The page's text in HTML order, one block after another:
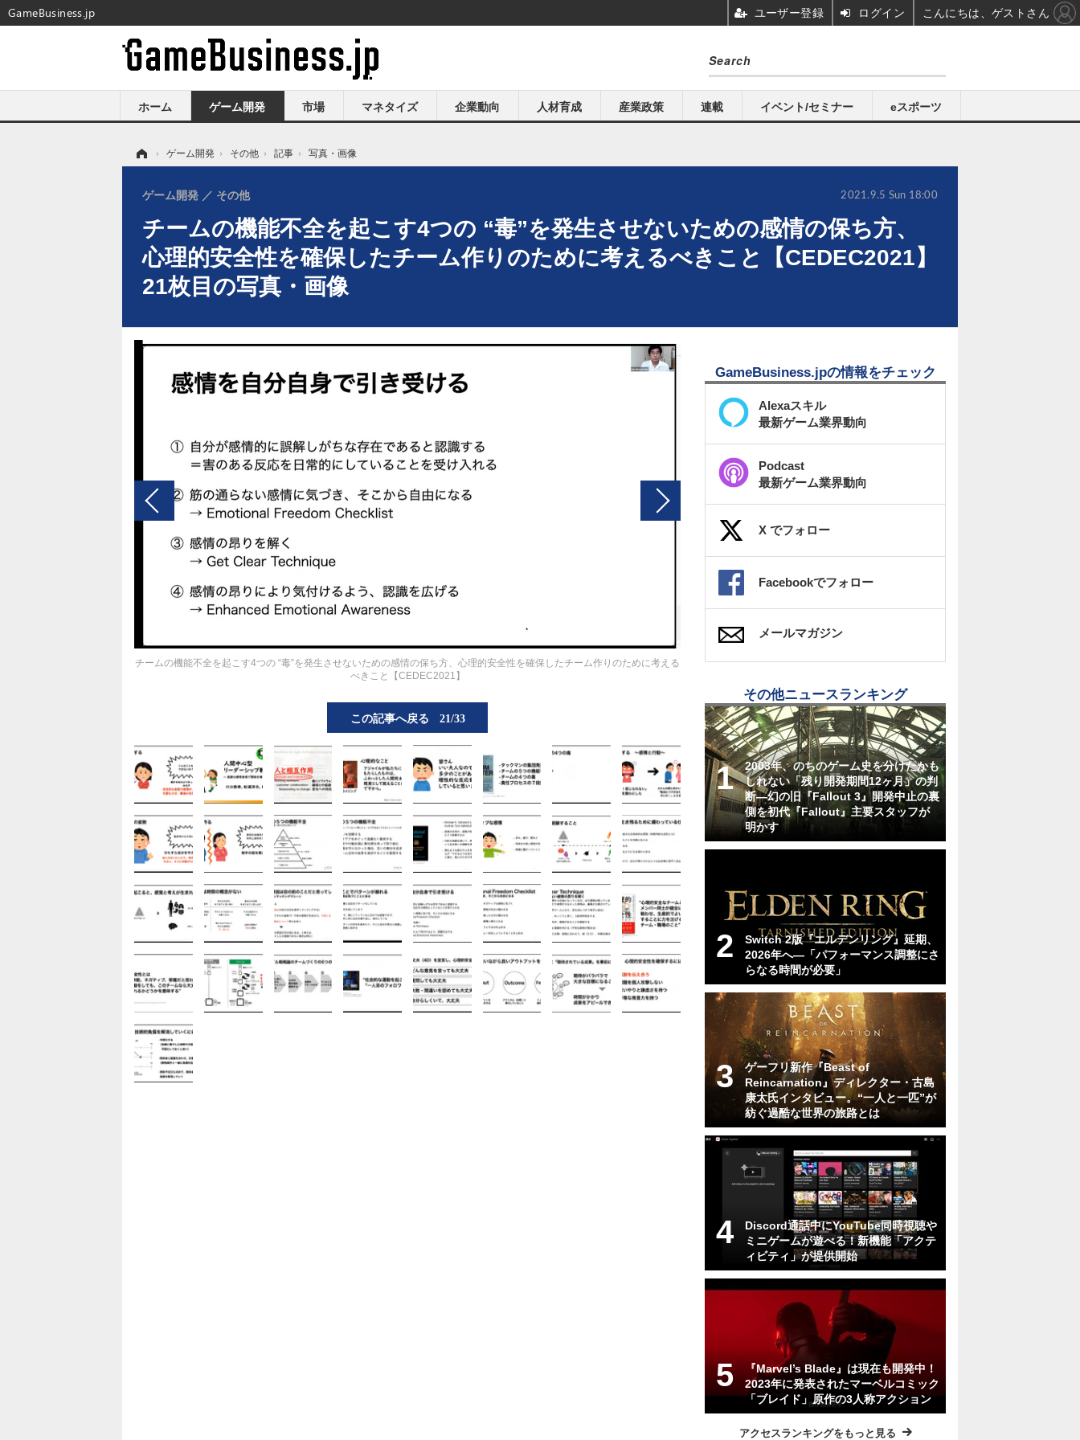
ホーム ゲーム開発 市場 マネタイズ 企業動向 人材育成 産業政策 連載 イベント/セミナー eスポーツ
› ゲーム開発 › その他 › 記事 › 写真・画像
チームの機能不全を起こす4つの “毒”を発生させないための感情の保ち方、
心理的安全性を確保したチーム作りのために考えるべきこと【CEDEC2021】
21枚目の写真・画像
ゲーム開発 その他 2021.9.5 Sun 18:00
チームの機能不全を起こす4つの “毒”を発生させないための感情の保ち方、心理的安全性を確保したチーム作りのために考える
べきこと【CEDEC2021】
この記事へ戻る 21/33
GameBusiness.jpの情報をチェック
Alexaスキル
最新ゲーム業界動向
Podcast
最新ゲーム業界動向
X でフォロー
Facebookでフォロー
メールマガジン
その他ニュースランキング
2003年、のちのゲーム史を分けたかも
しれない「残り開発期間12ヶ月」の判
断―幻の旧『Fallout 3』開発中止の裏
側を初代『Fallout』主要スタッフが
明かす
Switch 2版『エルデンリング』延期、
2026年へ―「パフォーマンス調整にさ
らなる時間が必要」
ゲーフリ新作『Beast of
Reincarnation』ディレクター・古島
康太氏インタビュー。“一人と一匹”が
紡ぐ過酷な世界の旅路とは
Discord通話中にYouTube同時視聴や
ミニゲームが遊べる！新機能「アクテ
ィビティ」が提供開始
『Marvel’s Blade』は現在も開発中！
2023年に発表されたマーベルコミック
「ブレイド」原作の3人称アクション
アクセスランキングをもっと見る
GameBusiness.jp ユーザー登録 ログイン こんにちは、ゲストさん